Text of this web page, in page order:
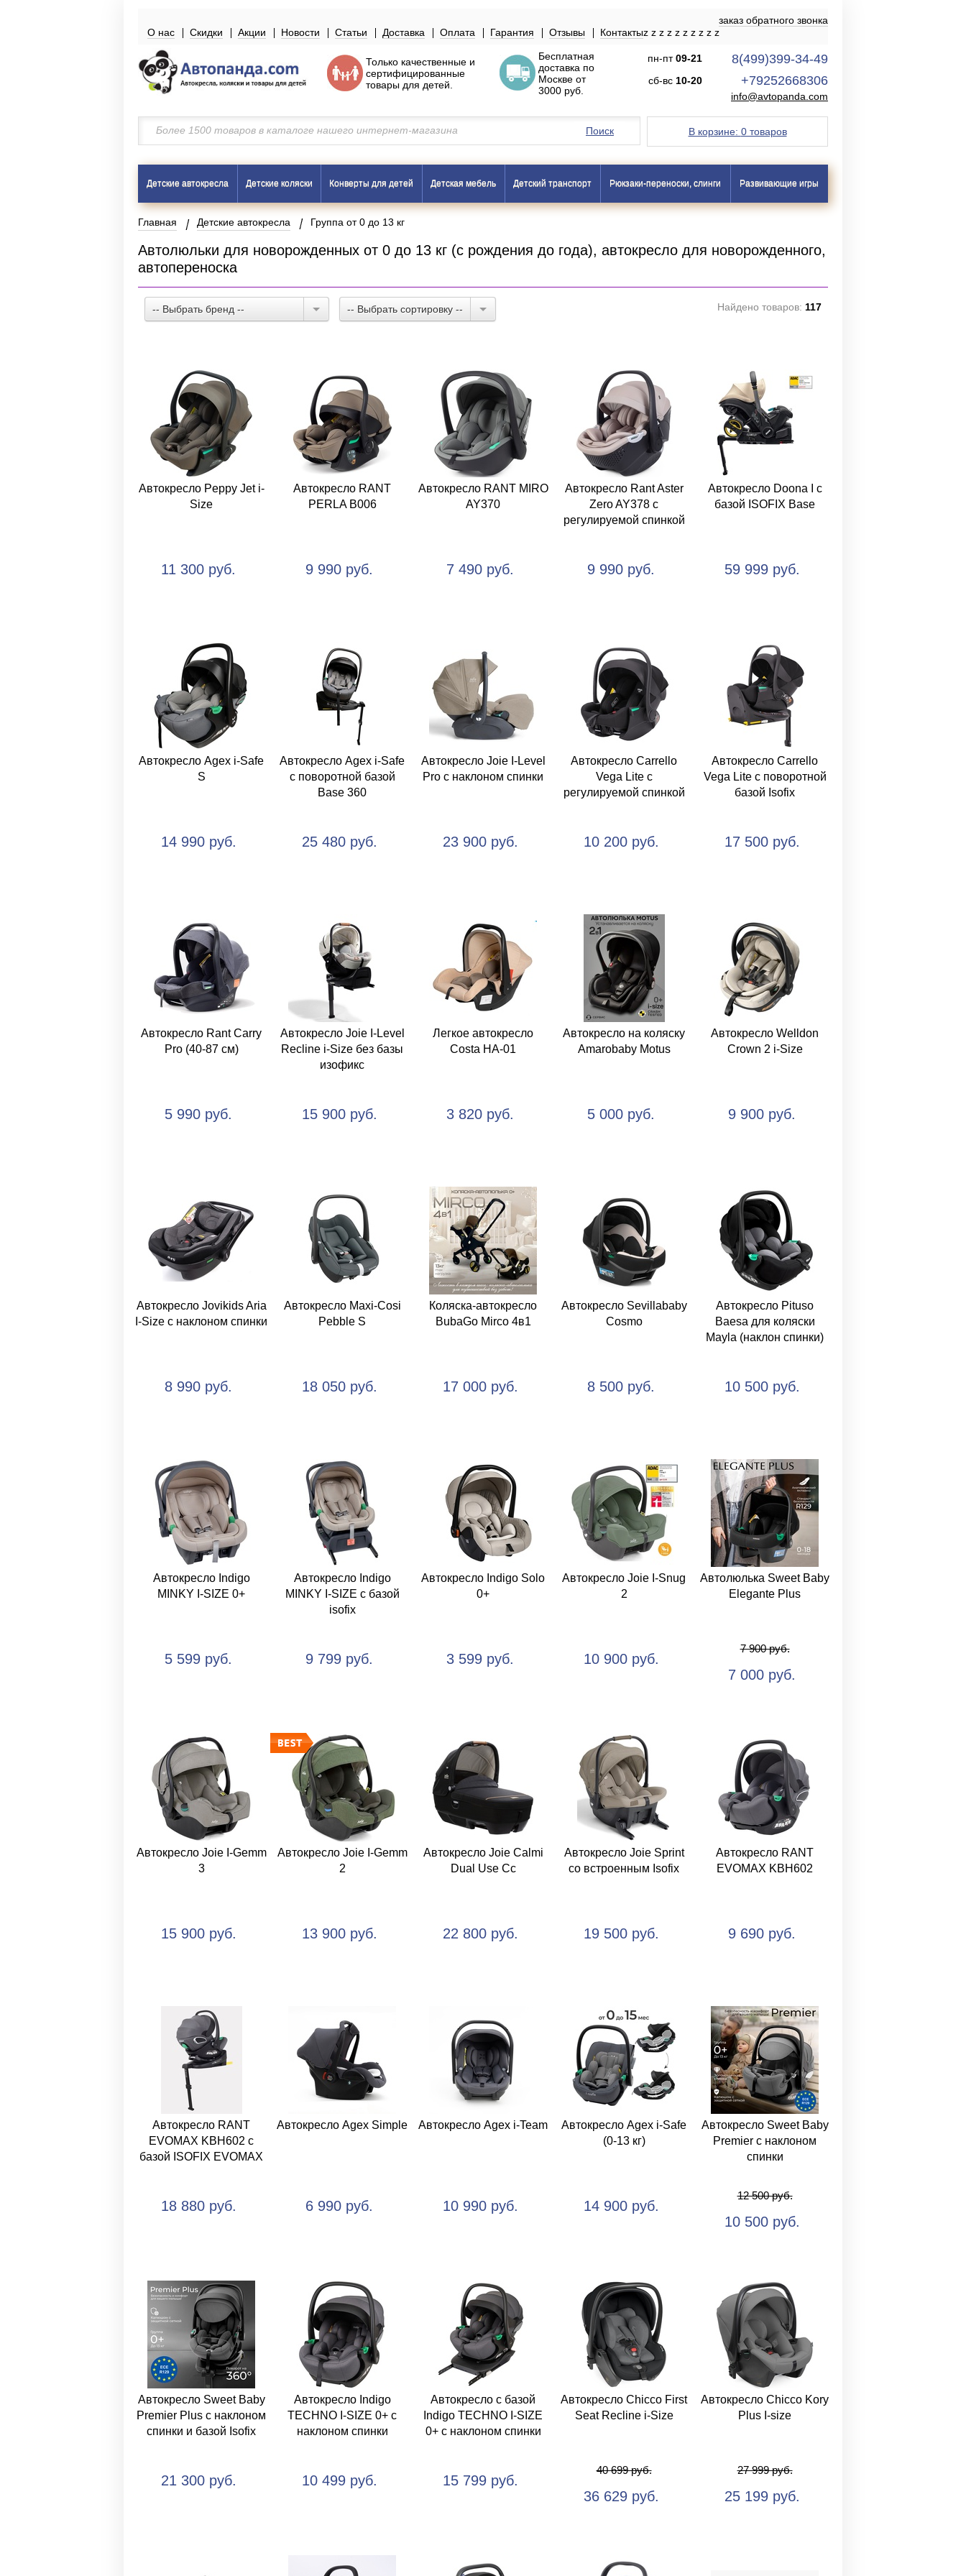
заказ обратного звонка
z
О нас z
Скидки z
Акции z
Новости z
Статьи z
Доставка z
Оплата z
Гарантия z
Отзывы z
Контакты
Только качественные и
сертифицированные
товары для детей.
Бесплатная
доставка по
Москве от
3000 руб.
пн-пт09-21
сб-вс 10-20
8(499)399-34-49
+79252668306
info@avtopanda.com
В корзине: 0 товаров
Поиск
Детские автокресла Детские коляски Конверты для детей Детская мебель Детский транспорт Рюкзаки-переноски, слинги Развивающие игры
Главная Детские автокресла Группа от 0 до 13 кг
Автолюльки для новорожденных от 0 до 13 кг (с рождения до года), автокресло для новорожденного,
автопереноска
-- Выбрать бренд -- -- Выбрать сортировку -- Найдено товаров: 117
Автокресло Peppy Jet i-
Size
11 300 руб.
Автокресло RANT
PERLA B006
9 990 руб.
Автокресло RANT MIRO
AY370
7 490 руб.
Автокресло Rant Aster
Zero AY378 с
регулируемой спинкой
9 990 руб.
Автокресло Doona I с
базой ISOFIX Base
59 999 руб.
Автокресло Agex i-Safe
S
14 990 руб.
Автокресло Agex i-Safe
с поворотной базой
Base 360
25 480 руб.
Автокресло Joie I-Level
Pro с наклоном спинки
23 900 руб.
Автокресло Carrello
Vega Lite с
регулируемой спинкой
10 200 руб.
Автокресло Carrello
Vega Lite с поворотной
базой Isofix
17 500 руб.
Автокресло Rant Carry
Pro (40-87 см)
5 990 руб.
Автокресло Joie I-Level
Recline i-Size без базы
изофикс
15 900 руб.
Легкое автокресло
Costa HA-01
3 820 руб.
Автокресло на коляску
Amarobaby Motus
5 000 руб.
Автокресло Welldon
Crown 2 i-Size
9 900 руб.
Автокресло Jovikids Aria
I-Size с наклоном спинки
8 990 руб.
Автокресло Maxi-Cosi
Pebble S
18 050 руб.
Коляска-автокресло
BubaGo Mirco 4в1
17 000 руб.
Автокресло Sevillababy
Cosmo
8 500 руб.
Автокресло Pituso
Baesa для коляски
Mayla (наклон спинки)
10 500 руб.
Автокресло Indigo
MINKY I-SIZE 0+
5 599 руб.
Автокресло Indigo
MINKY I-SIZE с базой
isofix
9 799 руб.
Автокресло Indigo Solo
0+
3 599 руб.
Автокресло Joie I-Snug
2
10 900 руб.
Автолюлька Sweet Baby
Elegante Plus
7 900 руб.
7 000 руб.
Автокресло Joie I-Gemm
3
15 900 руб.
Автокресло Joie I-Gemm
2
13 900 руб.
Автокресло Joie Calmi
Dual Use Cc
22 800 руб.
Автокресло Joie Sprint
со встроенным Isofix
19 500 руб.
Автокресло RANT
EVOMAX KBH602
9 690 руб.
Автокресло RANT
EVOMAX KBH602 с
базой ISOFIX EVOMAX
18 880 руб.
Автокресло Agex Simple
6 990 руб.
Автокресло Agex i-Team
10 990 руб.
Автокресло Agex i-Safe
(0-13 кг)
14 900 руб.
Автокресло Sweet Baby
Premier с наклоном
спинки
12 500 руб.
10 500 руб.
Автокресло Sweet Baby
Premier Plus с наклоном
спинки и базой Isofix
21 300 руб.
Автокресло Indigo
TECHNO I-SIZE 0+ с
наклоном спинки
10 499 руб.
Автокресло с базой
Indigo TECHNO I-SIZE
0+ с наклоном спинки
15 799 руб.
Автокресло Chicco First
Seat Recline i-Size
40 699 руб.
36 629 руб.
Автокресло Chicco Kory
Plus I-size
27 999 руб.
25 199 руб.